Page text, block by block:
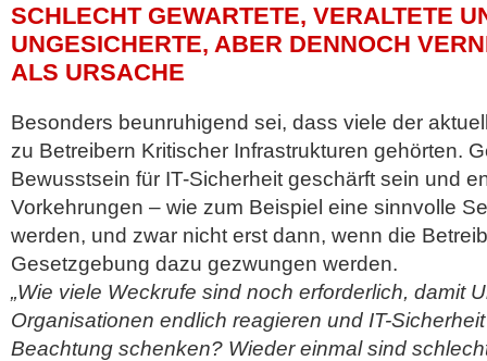
SCHLECHT GEWARTETE, VERALTETE
UNGESICHERTE, ABER DENNOCH
ALS URSACHE
Besonders beunruhigend sei, dass viele der
zu Betreibern Kritischer Infrastrukturen gehörten.
Bewusstsein für IT-Sicherheit geschärft sein und
Vorkehrungen – wie zum Beispiel eine sinnvolle
werden, und zwar nicht erst dann, wenn die
Gesetzgebung dazu gezwungen werden.
„Wie viele Weckrufe sind noch erforderlich, damit
Organisationen endlich reagieren und IT-
Beachtung schenken? Wieder einmal sind